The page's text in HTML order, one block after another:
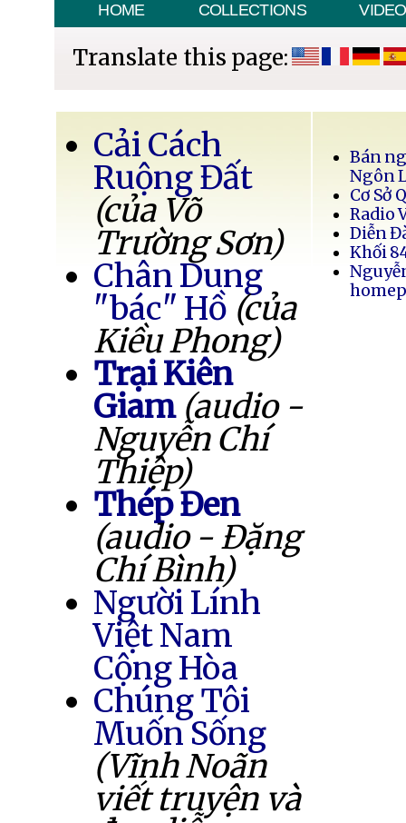
HOME COLLECTIONS VIDEO
Translate this page:
Cải Cách
Ruộng Đất
(của Võ
Trường Sơn)
Chân Dung
"bác" Hồ (của
Kiều Phong)
Trại Kiên
Giam (audio -
Nguyễn Chí
Thiệp)
Thép Đen
(audio - Đặng
Chí Bình)
Người Lính
Việt Nam
Cộng Hòa
Chúng Tôi
Muốn Sống
(Vĩnh Noãn
viết truyện và
Bán
Ngôn
Cơ Sở
Radio
Diễn
Khối